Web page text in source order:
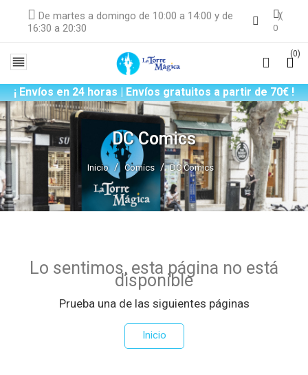
De martes a domingo de 10:00 a 14:00 y de
16:30 a 20:30
0

(0)
¡ Envíos en 24 horas | Envíos gratuitos a partir de 70€ !
DC Comics
Inicio Comics DC Comics
Lo sentimos, esta página no está
disponible
Prueba una de las siguientes páginas
Inicio